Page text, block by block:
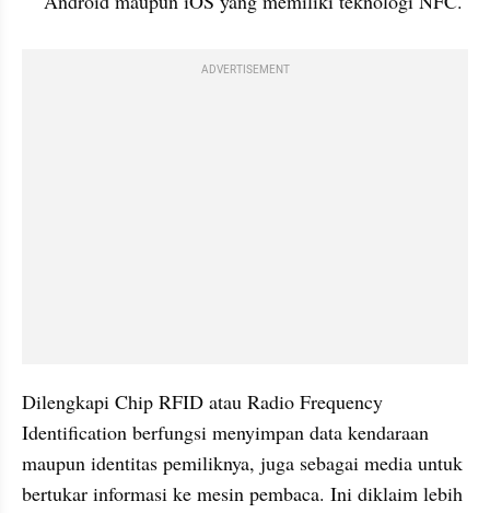
ADVERTISEMENT
Dilengkapi Chip RFID atau Radio Frequency
Identification berfungsi menyimpan data kendaraan
maupun identitas pemiliknya, juga sebagai media untuk
bertukar informasi ke mesin pembaca. Ini diklaim lebih